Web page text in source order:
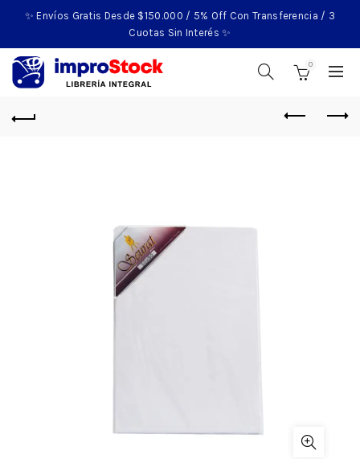
✨ Envíos Gratis Desde $150.000 / 5% Off Con Transferencia / 3
Cuotas Sin Interés ✨
0